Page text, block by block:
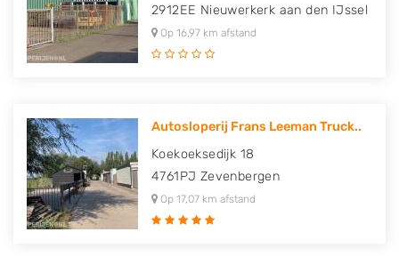
2912EE Nieuwerkerk aan den IJssel
Op 16,97 km afstand
Autosloperij Frans Leeman Truck..
Koekoeksedijk 18
4761PJ Zevenbergen
Op 17,07 km afstand